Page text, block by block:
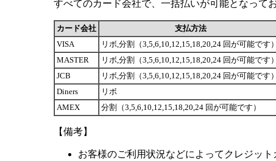
すべてのカード会社で、一括払いが可能となってお
カード会社
支払方法
VISA
リボ,分割（3,5,6,10,12,15,18,20,24 回が可能です）
MASTER
リボ,分割（3,5,6,10,12,15,18,20,24 回が可能です）
JCB
リボ,分割（3,5,6,10,12,15,18,20,24 回が可能です）
Diners
リボ
AMEX
分割（3,5,6,10,12,15,18,20,24 回が可能です）
【備考】
お客様のご利用状況などによってクレジッ